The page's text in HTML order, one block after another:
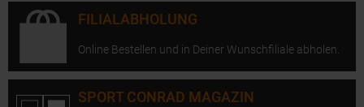
FILIALABHOLUNG
Online Bestellen und in Deiner Wunschfiliale abholen.
SPORT CONRAD MAGAZIN